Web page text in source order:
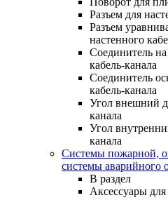
Разъем для
Разъем
настенного
Соединитель
кабель-канала
Соединитель
кабель-канала
Угол внешний
канала
Угол
канала
Системы пожарной,
системы аварийного
В раздел
Аксессуары